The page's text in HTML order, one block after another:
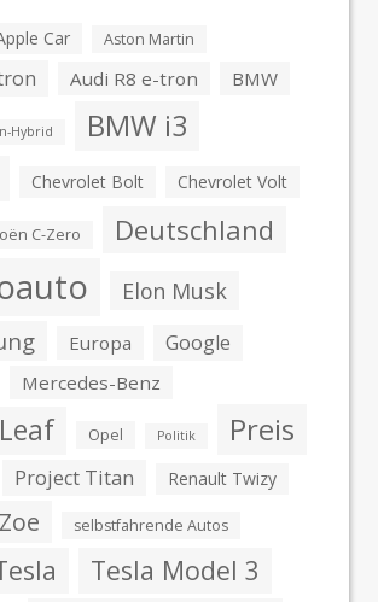
Car Aston Martin
Audi R8 e-tron BMW
Hybrid BMW i3
Chevrolet Bolt Chevrolet Volt
C-Zero Deutschland
Elon Musk
Europa Google
Mercedes-Benz
Opel Politik Preis
Project Titan Renault Twizy
selbstfahrende Autos
Tesla Model 3